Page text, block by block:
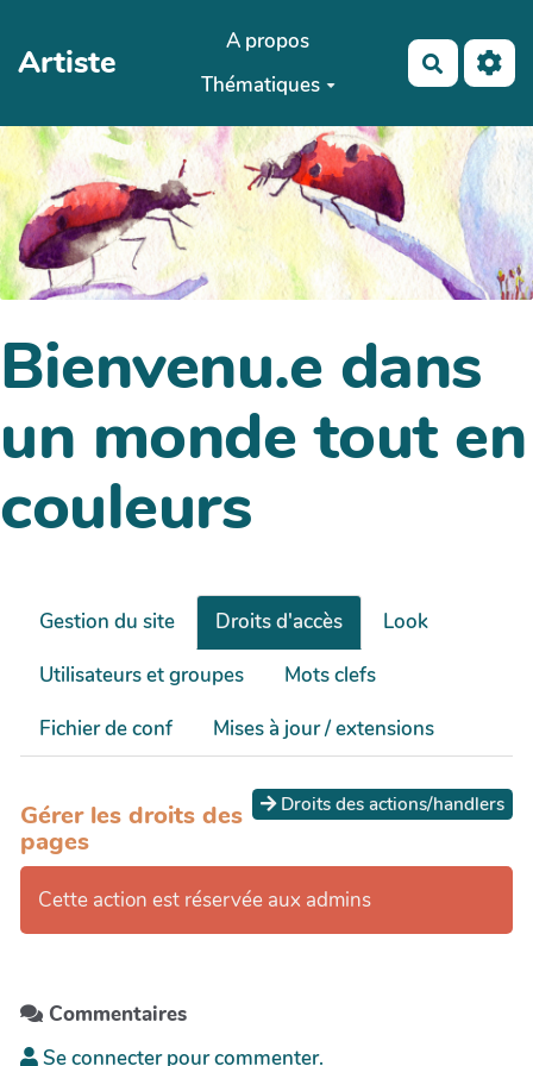
Aller au contenu principal
Artiste
A propos
Thématiques
Bienvenu.e dans
un monde tout en
couleurs
Gestion du site Droits d'accès
Look
Utilisateurs et groupes
Mots clefs
Fichier de conf
Mises à jour / extensions
Droits des actions/handlers
Gérer les droits des
pages
Cette action est réservée aux admins
Commentaires
Se connecter pour commenter.